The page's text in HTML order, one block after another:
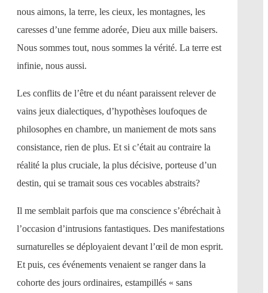
nous aimons, la terre, les cieux, les montagnes, les
caresses d’une femme adorée, Dieu aux mille baisers.
Nous sommes tout, nous sommes la vérité. La terre est
infinie, nous aussi.
Les conflits de l’être et du néant paraissent relever de
vains jeux dialectiques, d’hypothèses loufoques de
philosophes en chambre, un maniement de mots sans
consistance, rien de plus. Et si c’était au contraire la
réalité la plus cruciale, la plus décisive, porteuse d’un
destin, qui se tramait sous ces vocables abstraits?
Il me semblait parfois que ma conscience s’ébréchait à
l’occasion d’intrusions fantastiques. Des manifestations
surnaturelles se déployaient devant l’œil de mon esprit.
Et puis, ces événements venaient se ranger dans la
cohorte des jours ordinaires, estampillés « sans